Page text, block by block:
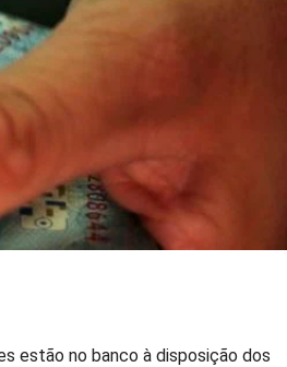
estão no banco à disposição dos